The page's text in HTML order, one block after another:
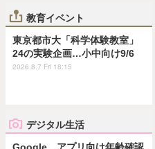
教育イベント
東京都市大「科学体験教室」
24の実験企画…小中向け9/6
2026.8.7 Fri 18:15
デジタル生活